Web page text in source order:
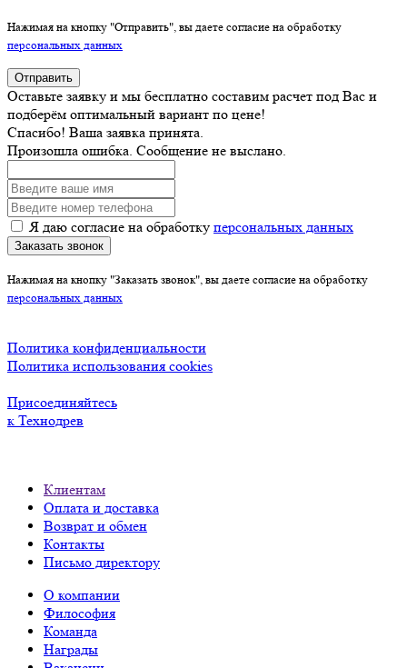
Нажимая на кнопку "Отправить", вы даете согласие на обработку
персональных данных
Отправить
Оставьте заявку и мы бесплатно составим расчет под Вас и
подберём оптимальный вариант по цене!
Спасибо! Ваша заявка принята.
Произошла ошибка. Сообщение не выслано.
Я даю согласие на обработку персональных данных
Заказать звонок
Нажимая на кнопку "Заказать звонок", вы даете согласие на обработку
персональных данных
Политика конфиденциальности
Политика использования cookies
Присоединяйтесь
к Технодрев
Клиентам
Оплата и доставка
Возврат и обмен
Контакты
Письмо директору
О компании
Философия
Команда
Награды